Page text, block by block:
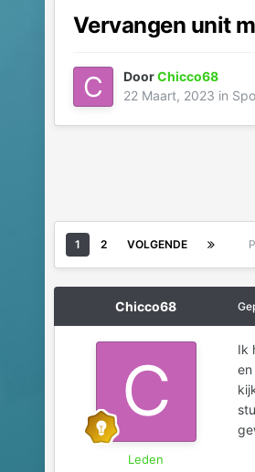
Vervangen unit
DoorChicco68
22 Maart, 2023 in
1 2 VOLGENDE
Chicco68
Leden
Ik